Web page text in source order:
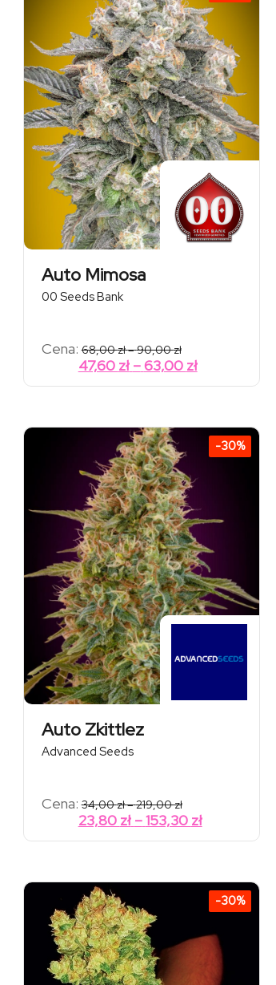
Auto Mimosa
00 Seeds Bank
Cena: 68,00zł–90,00złZakres
cen:
od
68,00 zł
47,60 zł –63,00 złZakres
cen:
do
63,00 zł
-30%
Auto Zkittlez
Advanced Seeds
Cena: 34,00zł–219,00złZakres
cen:
od
34,00 zł
23,80 zł –153,30 złZakres
cen:
do
153,30 zł
-30%